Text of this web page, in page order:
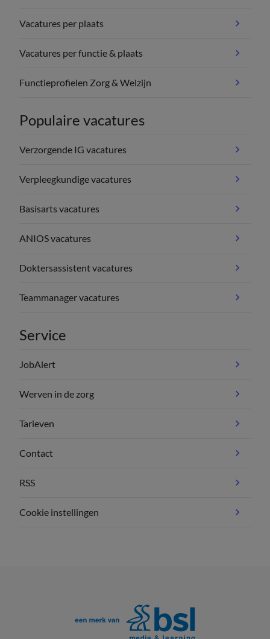
Vacatures per plaats
Vacatures per functie & plaats
Functieprofielen Zorg & Welzijn
Populaire vacatures
Verzorgende IG vacatures
Verpleegkundige vacatures
Basisarts vacatures
ANIOS vacatures
Doktersassistent vacatures
Teammanager vacatures
Service
JobAlert
Werven in de zorg
Tarieven
Contact
RSS
Cookie instellingen